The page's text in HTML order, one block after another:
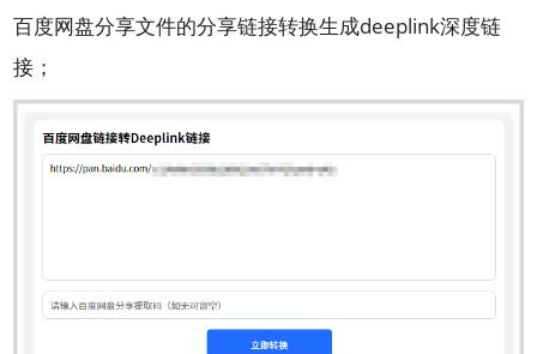
百度网盘分享文件的分享链接转换生成deeplink深度链
接；